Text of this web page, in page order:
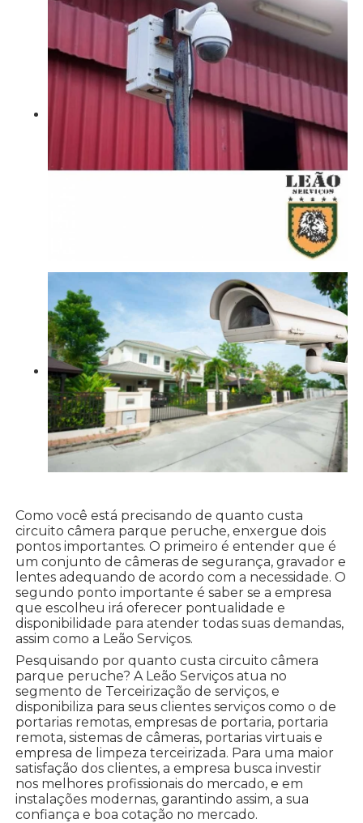
Como você está precisando de quanto custa
circuito câmera parque peruche, enxergue dois
pontos importantes. O primeiro é entender que é
um conjunto de câmeras de segurança, gravador e
lentes adequando de acordo com a necessidade. O
segundo ponto importante é saber se a empresa
que escolheu irá oferecer pontualidade e
disponibilidade para atender todas suas demandas,
assim como a Leão Serviços.
Pesquisando por quanto custa circuito câmera
parque peruche? A Leão Serviços atua no
segmento de Terceirização de serviços, e
disponibiliza para seus clientes serviços como o de
portarias remotas, empresas de portaria, portaria
remota, sistemas de câmeras, portarias virtuais e
empresa de limpeza terceirizada. Para uma maior
satisfação dos clientes, a empresa busca investir
nos melhores profissionais do mercado, e em
instalações modernas, garantindo assim, a sua
confiança e boa cotação no mercado.